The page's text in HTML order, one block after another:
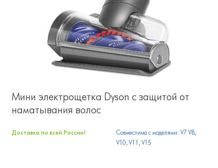
Мини электрощетка Dyson с защитой от
наматывания волос
Доставка по всей России!
Совместима с моделями: V7 V8,
V10, V11, V15